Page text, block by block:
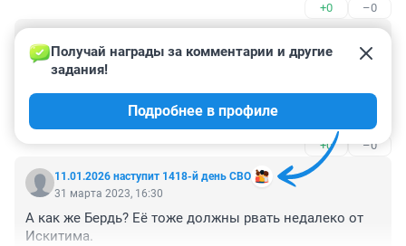
+0 –0
31 марта 2023, 21:35
А при нормальной власти люди строят здоровенную
канаву под небольшой поток и потом, когда раз в
пятилетку природа решает жахнуть резкое
потепление, ливень и всё это по весне - ручеек
увеличивается в 100 раз и всё-равно не приводит к
катастрофам... В СССР так делать умели, в России
умеют зарабатывать на разрешениях на
строительство, поэтому могут строить даже прямо в
русле реки (если место достаточно доходное, чтобы
со сваями возиться), не говоря уж о том, чтобы
+0 –0
11.01.2026 наступит 1418-й день СВО
Получай награды за комментарии и другие
задания!
Подробнее в профиле
31 марта 2023, 16:30
А как же Бердь? Её тоже должны рвать недалеко от
Искитима.